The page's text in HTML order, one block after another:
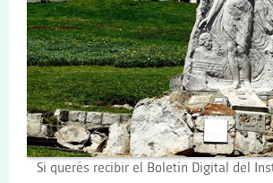
Si querés recibir el Boletín Digital del